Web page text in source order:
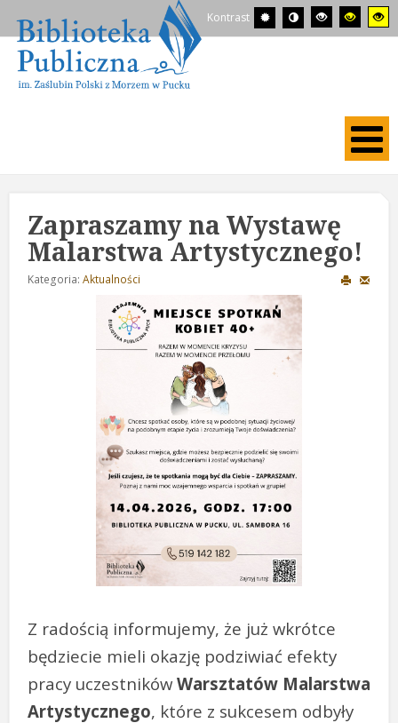
Kontrast
Zapraszamy na Wystawę
Malarstwa Artystycznego!
Kategoria: Aktualności
Z radością informujemy, że już wkrótce
będziecie mieli okazję podziwiać efekty
pracy uczestników Warsztatów Malarstwa
Artystycznego, które z sukcesem odbyły